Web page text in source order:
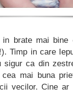
brate mai bine
Timp in care
sigur ca din
mai buna
vecilor. Cine